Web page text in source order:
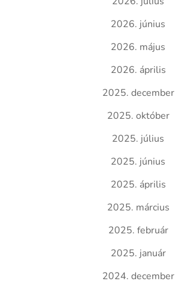
2026. június
2026. május
2026. április
2025. december
2025. október
2025. július
2025. június
2025. április
2025. március
2025. február
2025. január
2024. december